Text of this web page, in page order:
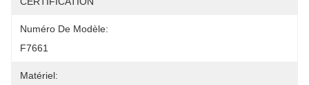
Numéro De Modèle:
F7661
Matériel: